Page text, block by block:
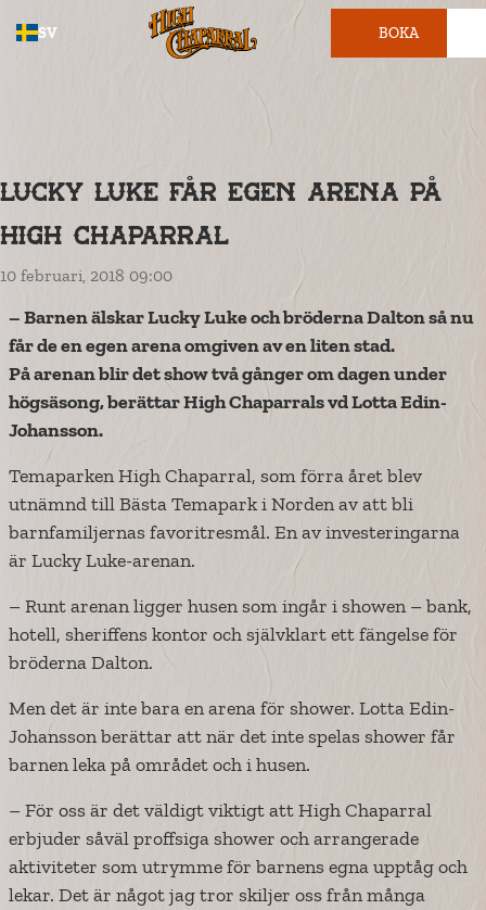
SV BOKA
BILJETT
Lucky Luke får egen arena på
High Chaparral
10 februari, 2018 09:00
– Barnen älskar Lucky Luke och bröderna Dalton så nu
får de en egen arena omgiven av en liten stad.
På arenan blir det show två gånger om dagen under
högsäsong, berättar High Chaparrals vd Lotta Edin-
Johansson.
Temaparken High Chaparral, som förra året blev
utnämnd till Bästa Temapark i Norden av att bli
barnfamiljernas favoritresmål. En av investeringarna
är Lucky Luke-arenan.
– Runt arenan ligger husen som ingår i showen – bank,
hotell, sheriffens kontor och självklart ett fängelse för
bröderna Dalton.
Men det är inte bara en arena för shower. Lotta Edin-
Johansson berättar att när det inte spelas shower får
barnen leka på området och i husen.
– För oss är det väldigt viktigt att High Chaparral
erbjuder såväl proffsiga shower och arrangerade
aktiviteter som utrymme för barnens egna upptåg och
lekar. Det är något jag tror skiljer oss från många